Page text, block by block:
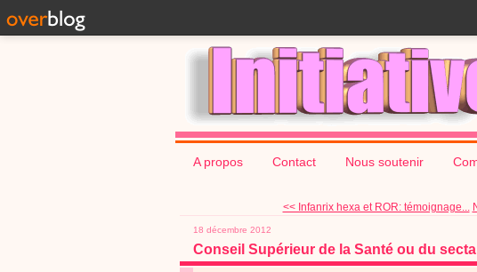
A propos Contact Nous soutenir
<< Infanrix hexa et ROR: témoignage...
18 décembre 2012
Conseil Supérieur de la Santé ou du